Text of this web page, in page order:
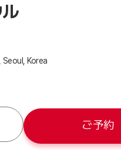
Korea
ご予約